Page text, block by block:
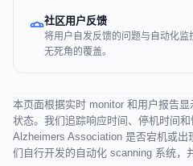
社区用户反馈
将用户自发反馈的问题与自动化监
无死角的覆盖。
本页面根据实时 monitor 和用户报告
状态。我们追踪响应时间、停机时间
Alzheimers Association 是否宕机或出
们自行开发的自动化 scanning 系统，